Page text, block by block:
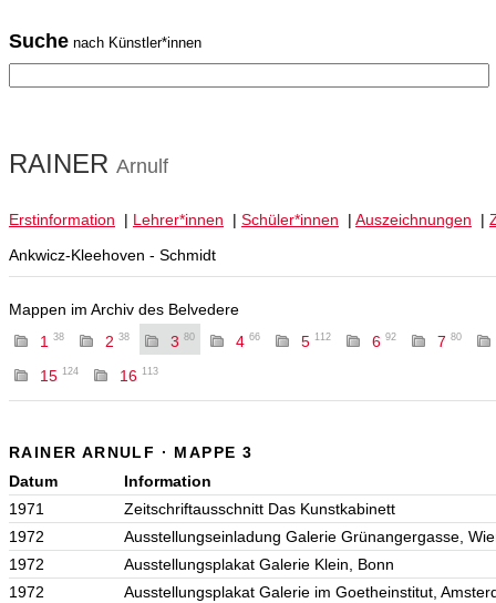
Suche nach Künstler*innen
RAINER Arnulf
Erstinformation | Lehrer*innen | Schüler*innen | Auszeichnungen |
Ankwicz-Kleehoven - Schmidt
Mappen im Archiv des Belvedere
1
38 2 38 3 80 4 66 5 112 6 92 7 80
15 124 16 113
RAINER ARNULF · MAPPE 3
Datum
Information
1971
Zeitschriftausschnitt Das Kunstkabinett
1972
Ausstellungseinladung Galerie Grünangergasse,
1972
Ausstellungsplakat Galerie Klein, Bonn
1972
Ausstellungsplakat Galerie im Goetheinstitut,